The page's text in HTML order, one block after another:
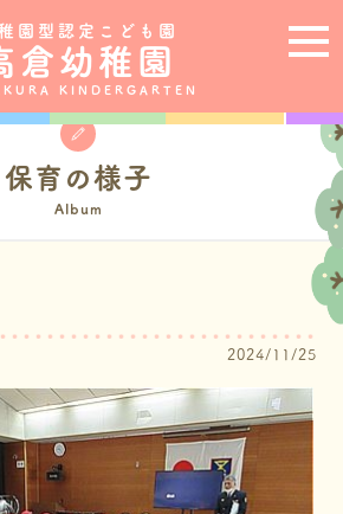
園型認定こども園
倉幼稚園
KINDERGARTEN
保育の様子
Album
2024/11/25